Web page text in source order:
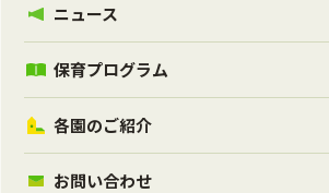
ニュース
保育プログラム
各園のご紹介
お問い合わせ